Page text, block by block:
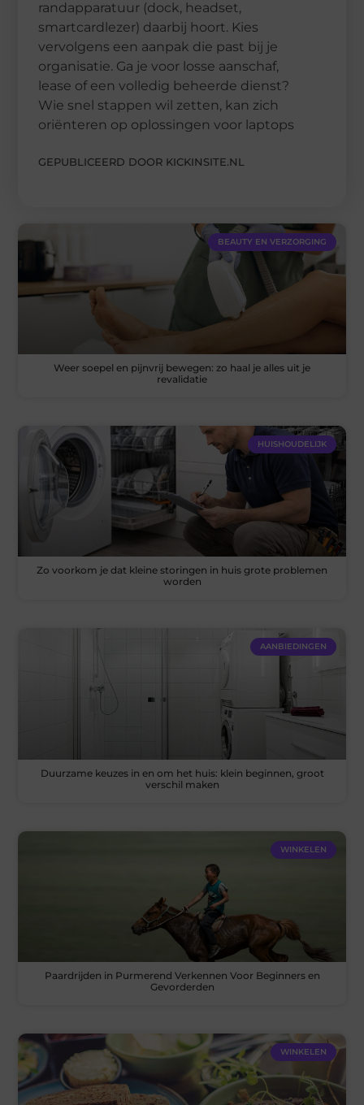
randapparatuur (dock, headset,
smartcardlezer) daarbij hoort. Kies
vervolgens een aanpak die past bij je
organisatie. Ga je voor losse aanschaf,
lease of een volledig beheerde dienst?
Wie snel stappen wil zetten, kan zich
oriënteren op oplossingen voor laptops
GEPUBLICEERD DOOR KICKINSITE.NL
BEAUTY EN VERZORGING
Weer soepel en pijnvrij bewegen: zo haal je alles uit je
revalidatie
HUISHOUDELIJK
Zo voorkom je dat kleine storingen in huis grote problemen
worden
AANBIEDINGEN
Duurzame keuzes in en om het huis: klein beginnen, groot
verschil maken
WINKELEN
Paardrijden in Purmerend Verkennen Voor Beginners en
Gevorderden
WINKELEN